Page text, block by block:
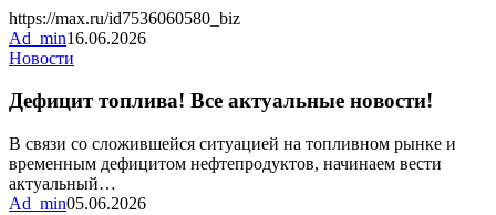
нашем
канале
MAX
https://max.ru/id7536060580_biz
Ad_min16.06.2026
Новости
Все
новости!
Дефицит топлива! Все актуальные новости!
В связи со сложившейся ситуацией на топливном рынке и
временным дефицитом нефтепродуктов, начинаем вести
актуальный…
Ad_min05.06.2026